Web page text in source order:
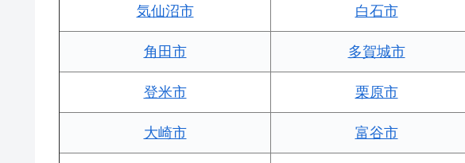
気仙沼市 白石市
角田市 多賀城市
登米市 栗原市
大崎市 富谷市